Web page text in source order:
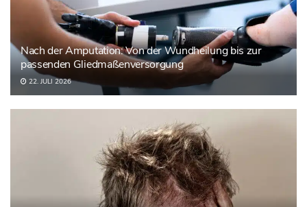
Nach der Amputation: Von der Wundheilung bis zur
passenden Gliedmaßenversorgung
22. JULI 2026